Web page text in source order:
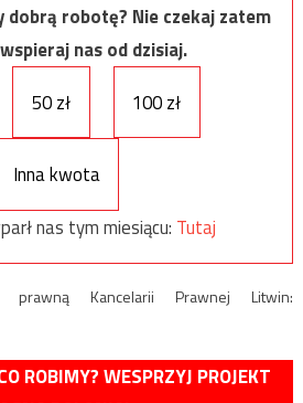
dobrą robotę? Nie czekaj zatem
nas od dzisiaj.
50 zł 100 zł
Inna kwota
nas tym miesiącu: Tutaj
prawną Kancelarii Prawnej Litwin:
ROBIMY? WESPRZYJ PROJEKT